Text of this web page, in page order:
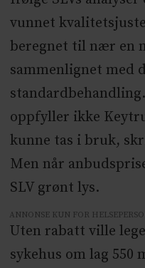
vunnet
beregnet til nær en
sammenlignet med
oppfyller ikke
kunne tas i bruk,
Men når
SLV grønt lys.
ANNONSE KUN FOR
Uten rabatt ville
sykehus om lag